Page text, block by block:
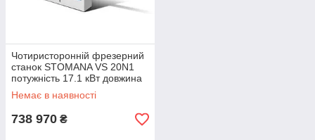
Чотиристоронній фрезерний
станок STOMANA VS 20N1
потужність 17.1 кВт довжина
столу 1700 мм вага 950 кг
Немає в наявності
738 970 ₴